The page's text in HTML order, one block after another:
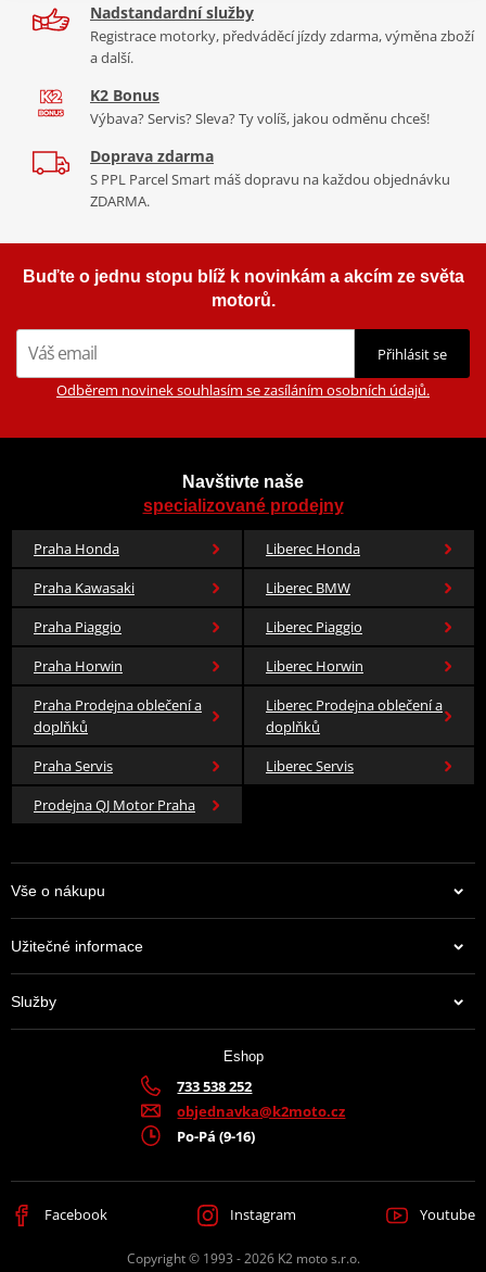
PDF Aerodynamic test
Mounting tips
Zobrazit všechny produktyznačky PUIG
Nadstandardní služby
Registrace motorky, předváděcí jízdy zdarma, výměna zboží
a další.
K2 Bonus
Výbava? Servis? Sleva? Ty volíš, jakou odměnu chceš!
Doprava zdarma
S PPL Parcel Smart máš dopravu na každou objednávku
ZDARMA.
Buďte o jednu stopu blíž k novinkám a akcím ze světa
motorů.
Přihlásit se
Odběrem novinek souhlasím se zasíláním osobních údajů.
Navštivte naše
specializované prodejny
Praha Honda
Liberec Honda
Praha Kawasaki
Liberec BMW
Praha Piaggio
Liberec Piaggio
Praha Horwin
Liberec Horwin
Praha Prodejna oblečení a
doplňků
Liberec Prodejna oblečení a
doplňků
Praha Servis
Liberec Servis
Prodejna QJ Motor Praha
Vše o nákupu
Užitečné informace
Služby
Eshop
733 538 252
objednavka@k2moto.cz
Po-Pá (9-16)
Facebook Instagram Youtube
Copyright © 1993 - 2026 K2 moto s.r.o.